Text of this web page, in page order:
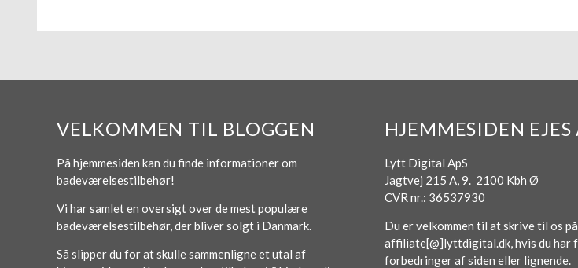
VELKOMMEN TIL BLOGGEN
På hjemmesiden kan du finde informationer om
badeværelsestilbehør!
Vi har samlet en oversigt over de mest populære
badeværelsestilbehør, der bliver solgt i Danmark.
Så slipper du for at skulle sammenligne et utal af
HJEMMESIDEN EJES
Lytt Digital ApS
Jagtvej 215 A, 9. 2100 Kbh Ø
CVR nr.: 36537930
Du er velkommen til at skrive til os på
affiliate[@]lyttdigital.dk, hvis du har
forbedringer af siden eller lignende.